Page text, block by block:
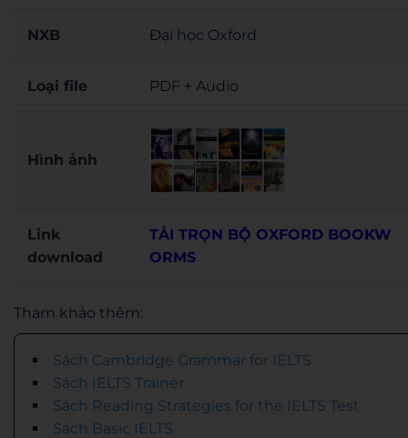
NXB Đại học Oxford
Loại file PDF + Audio
Hình ảnh
Link
download
TẢI TRỌN BỘ OXFORD BOOKW
ORMS
Tham khảo thêm:
Sách Cambridge Grammar for IELTS
Sách IELTS Trainer
Sách Reading Strategies for the IELTS Test
Sách Basic IELTS